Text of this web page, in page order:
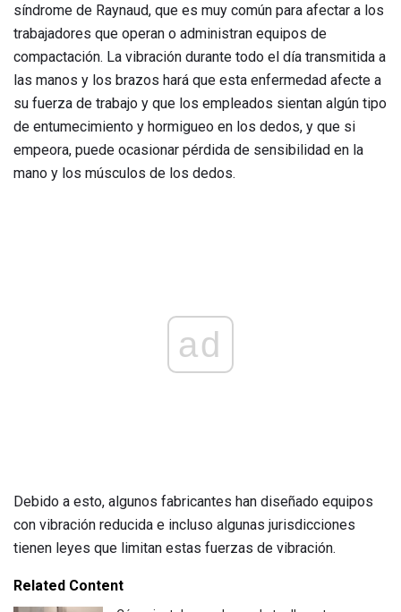
síndrome de Raynaud, que es muy común para afectar a los
trabajadores que operan o administran equipos de
compactación. La vibración durante todo el día transmitida a
las manos y los brazos hará que esta enfermedad afecte a
su fuerza de trabajo y que los empleados sientan algún tipo
de entumecimiento y hormigueo en los dedos, y que si
empeora, puede ocasionar pérdida de sensibilidad en la
mano y los músculos de los dedos.
ad
Debido a esto, algunos fabricantes han diseñado equipos
con vibración reducida e incluso algunas jurisdicciones
tienen leyes que limitan estas fuerzas de vibración.
Related Content